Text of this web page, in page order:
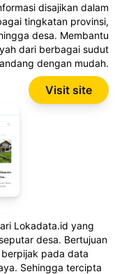
disajikan dalam
tingkatan provinsi,
desa. Membantu
dari berbagai sudut
dengan mudah.
Visit site
Lokadata.id yang
desa. Bertujuan
pada data
Sehingga tercipta